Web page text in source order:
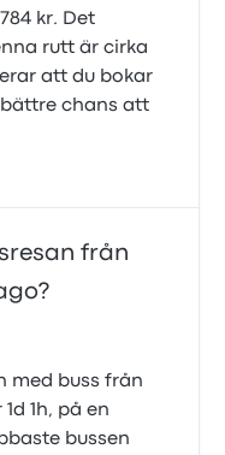
kr. Det
rutt är cirka
att du bokar
chans att
från
med buss från
1h, på en
bussen